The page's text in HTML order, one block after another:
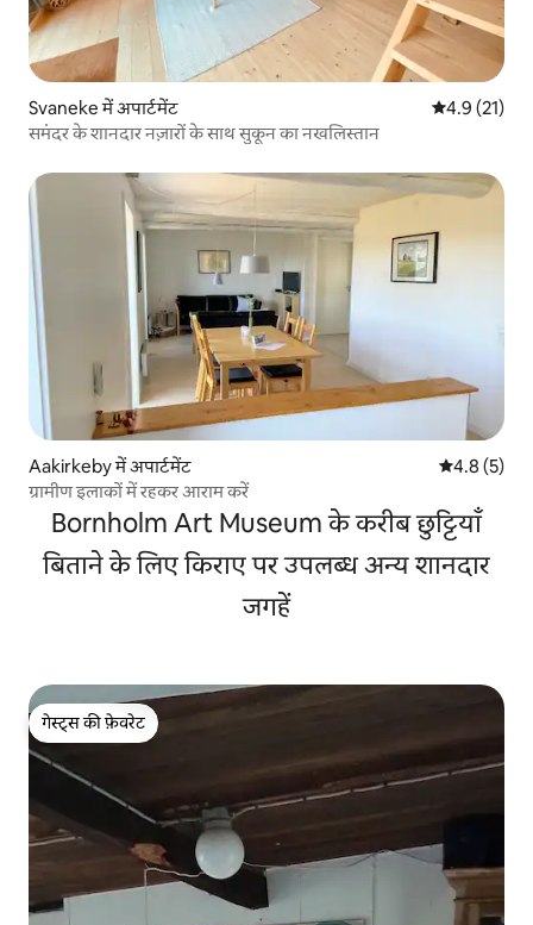
Svaneke में अपार्टमेंट औसत रेटिंग 5
4.9 (21)
समंदर के शानदार नज़ारों के साथ सुकून का नखलिस्तान
Aakirkeby में अपार्टमेंट औसत रेटिंग 5
4.8 (5)
ग्रामीण इलाकों में रहकर आराम करें
Bornholm Art Museum के करीब छुट्टियाँ
बिताने के लिए किराए पर उपलब्ध अन्य शानदार
जगहें
गेस्ट्स की फ़ेवरेट
गेस्ट्स की फ़ेवरेट